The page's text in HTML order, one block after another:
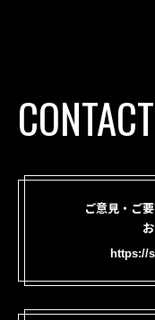
CONTACT
ご意見・ご
https://